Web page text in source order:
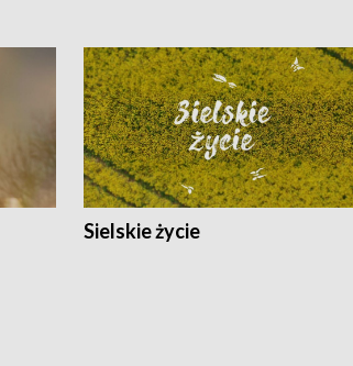
Sielskie życie